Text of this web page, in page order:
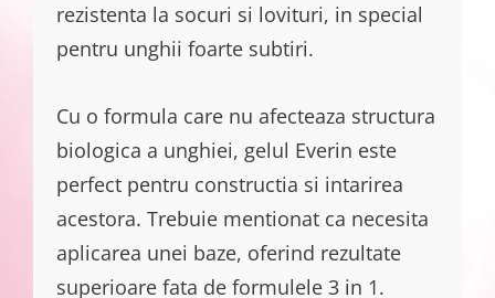
rezistenta la socuri si lovituri, in special
pentru unghii foarte subtiri.
Cu o formula care nu afecteaza structura
biologica a unghiei, gelul Everin este
perfect pentru constructia si intarirea
acestora. Trebuie mentionat ca necesita
aplicarea unei baze, oferind rezultate
superioare fata de formulele 3 in 1.